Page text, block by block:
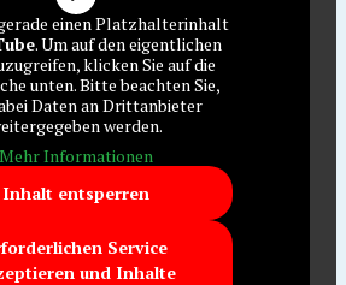
einen Platzhalterinhalt
. Um auf den eigentlichen
klicken Sie auf die
unten. Bitte beachten Sie,
Daten an Drittanbieter
werden.
Mehr Informationen
Inhalt entsperren
Service
und Inhalte